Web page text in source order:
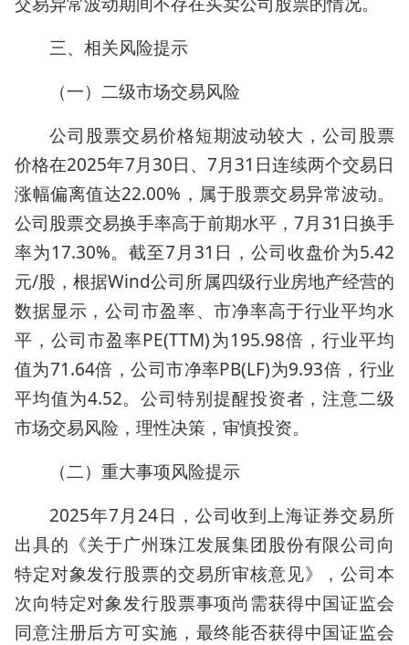
三、相关风险提示
（一）二级市场交易风险
公司股票交易价格短期波动较大，公司股票
价格在2025年7月30日、7月31日连续两个交易日
涨幅偏离值达22.00%，属于股票交易异常波动。
公司股票交易换手率高于前期水平，7月31日换手
率为17.30%。截至7月31日，公司收盘价为5.42
元/股，根据Wind公司所属四级行业房地产经营的
数据显示，公司市盈率、市净率高于行业平均水
平，公司市盈率PE(TTM)为195.98倍，行业平均
值为71.64倍，公司市净率PB(LF)为9.93倍，行业
平均值为4.52。公司特别提醒投资者，注意二级
市场交易风险，理性决策，审慎投资。
（二）重大事项风险提示
2025年7月24日，公司收到上海证券交易所
出具的《关于广州珠江发展集团股份有限公司向
特定对象发行股票的交易所审核意见》，公司本
次向特定对象发行股票事项尚需获得中国证监会
同意注册后方可实施，最终能否获得中国证监会